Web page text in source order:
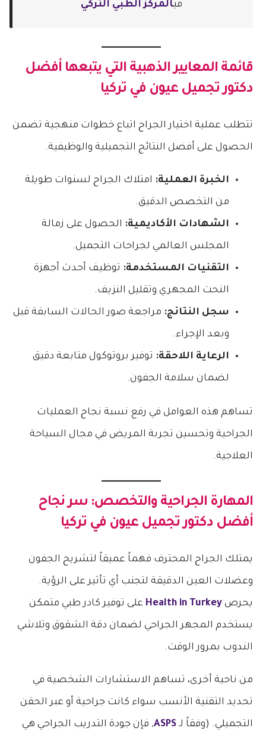
فيالمركز الطبي التركي
قائمة المعايير الذهبية التي يتبعها أفضل
دكتور تجميل عيون في تركيا
تتطلب عملية اختيار الجراح اتباع خطوات منهجية تضمن
الحصول على أفضل النتائج التجميلية والوظيفية.
الخبرة العملية: امتلاك الجراح لسنوات طويلة
من التخصص الدقيق.
الشهادات الأكاديمية: الحصول على زمالة
المجلس العالمي لجراحات التجميل.
التقنيات المستخدمة: توظيف أحدث أجهزة
النحت المجهري وتقليل النزيف.
سجل النتائج: مراجعة صور الحالات السابقة قبل
وبعد الإجراء.
الرعاية اللاحقة: توفير بروتوكول متابعة دقيق
لضمان سلامة الجفون.
تساهم هذه العوامل في رفع نسبة نجاح العمليات
الجراحية وتحسين تجربة المريض في مجال السياحة
العلاجية.
المهارة الجراحية والتخصص: سر نجاح
أفضل دكتور تجميل عيون في تركيا
يمتلك الجراح المحترف فهماً عميقاً لتشريح الجفون
وعضلات العين الدقيقة لتجنب أي تأثير على الرؤية.
يحرصHealth in Turkey على توفير كادر طبي متمكن
يستخدم المجهر الجراحي لضمان دقة الشقوق وتلاشي
الندوب بمرور الوقت.
من ناحية أخرى، تساهم الاستشارات الشخصية في
تحديد التقنية الأنسب سواء كانت جراحية أو عبر الحقن
التجميلي. (وفقاً لـASPS, فإن جودة التدريب الجراحي هي